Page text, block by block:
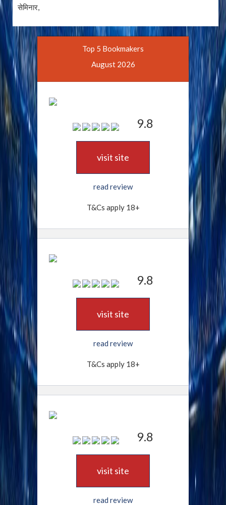
सेमिनार,
Top 5 Bookmakers
August 2026
9.8
visit site
read review
T&Cs apply 18+
9.8
visit site
read review
T&Cs apply 18+
9.8
visit site
read review